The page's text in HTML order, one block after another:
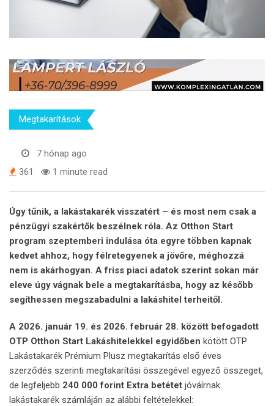
Megtakarítások
7 hónap ago
361
1 minute read
Úgy tűnik, a lakástakarék visszatért – és most nem csak a
pénzügyi szakértők beszélnek róla. Az Otthon Start
program szeptemberi indulása óta egyre többen kapnak
kedvet ahhoz, hogy félretegyenek a jövőre, méghozzá
nem is akárhogyan. A friss piaci adatok szerint sokan már
eleve úgy vágnak bele a megtakarításba, hogy az később
segíthessen megszabadulni a lakáshitel terheitől.
A 2026. január 19. és 2026. február 28. között befogadott
OTP Otthon Start Lakáshitelekkel egyidőben kötött OTP
Lakástakarék Prémium Plusz megtakarítás első éves
szerződés szerinti megtakarítási összegével egyező összeget,
de legfeljebb 240 000 forint Extra betétet jóváírnak
lakástakarék számláján az alábbi feltételekkel: